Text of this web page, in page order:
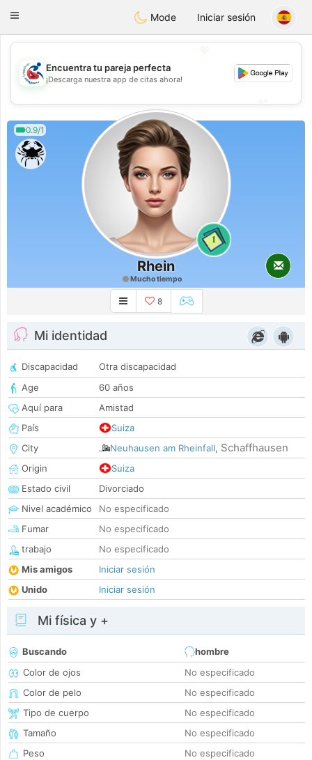
Handi Space
Toggle
Mode Iniciar sesión
💖
💕
Encuentra tu pareja perfecta
¡Descarga nuestra app de citas ahora!
0.9/1
1
Rhein
Mucho tiempo
8
Mi identidad
Discapacidad
Otra discapacidad
Age
60 años
Aquí para
Amistad
País
Suiza
City
Neuhausen am Rheinfall, Schaffhausen
Origin
Suiza
Estado civil
Divorciado
Nivel académico
No especificado
Fumar
No especificado
trabajo
No especificado
Mis amigos
Iniciar sesión
Unido
Iniciar sesión
Mi física y +
Buscando
hombre
Color de ojos
No especificado
Color de pelo
No especificado
Tipo de cuerpo
No especificado
Tamaño
No especificado
Peso
No especificado